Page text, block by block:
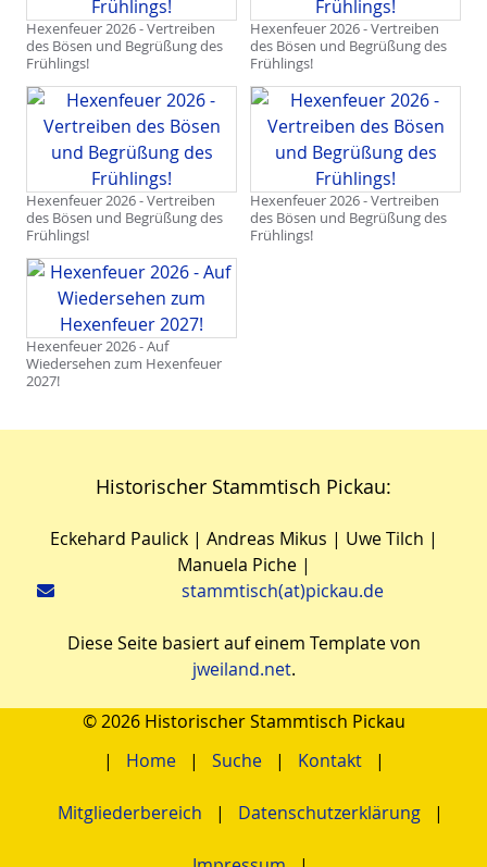
Hexenfeuer 2026 - Vertreiben
des Bösen und Begrüßung des
Frühlings!
Hexenfeuer 2026 - Vertreiben
des Bösen und Begrüßung des
Frühlings!
Hexenfeuer 2026 - Vertreiben
des Bösen und Begrüßung des
Frühlings!
Hexenfeuer 2026 - Vertreiben
des Bösen und Begrüßung des
Frühlings!
Hexenfeuer 2026 - Auf
Wiedersehen zum Hexenfeuer
2027!
Historischer Stammtisch Pickau:
Eckehard Paulick | Andreas Mikus | Uwe Tilch |
Manuela Piche |
stammtisch(at)pickau.de
Diese Seite basiert auf einem Template von
jweiland.net.
© 2026 Historischer Stammtisch Pickau
Home
Suche Kontakt
Mitgliederbereich Datenschutzerklärung